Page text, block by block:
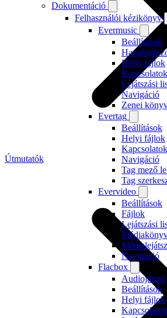
Dokumentáció
Felhasználói kézikönyv
Evermusic
Beállítások
Helyi fájlok
Kapcsolatok
Lejátszási
Navigáció
Zenei
Evertag
Beállítások
Helyi fájlok
Kapcsolatok
Navigáció
Tag mező
Tag
Evervideo
Beállítások
Fájlok
Lejátszási
Navigáció
Flacbox
Audiojátszó
Beállítások
Helyi fájlok
Kapcsolatok
Útmutatók